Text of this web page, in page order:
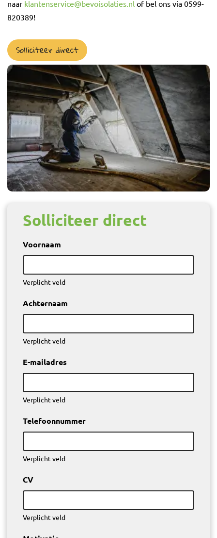
naar klantenservice@bevoisolaties.nl of bel ons via 0599-
820389!
Solliciteer direct
Solliciteer direct
Voornaam
Verplicht veld
Achternaam
Verplicht veld
E-mailadres
Verplicht veld
Telefoonnummer
Verplicht veld
CV
Verplicht veld